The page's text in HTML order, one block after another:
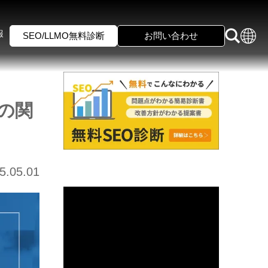
SEO/LLMO無料診断 お問い合わせ
関